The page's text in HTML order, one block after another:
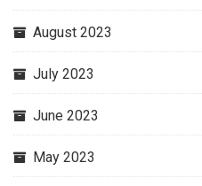
August 2023
July 2023
June 2023
May 2023